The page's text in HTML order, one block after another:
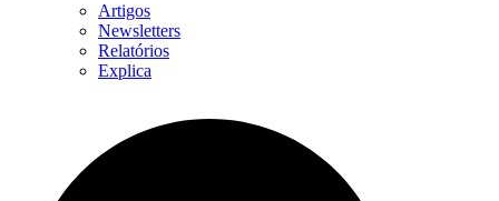
Artigos
Newsletters
Relatórios
Explica